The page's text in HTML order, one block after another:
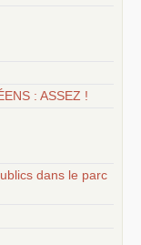
: ASSEZ !
dans le parc